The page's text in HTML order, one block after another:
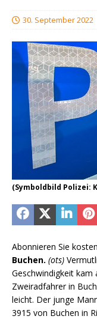
30. September 2022
(Symboldbild Polizei:
Abonnieren Sie
Buchen. (ots)
Geschwindigkeit
Zweiradfahrer in
leicht. Der junge
3915 von Buchen in